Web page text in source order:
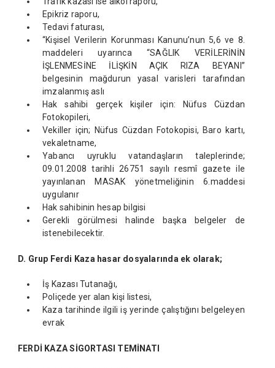
Epikriz raporu,
Tedavi faturası,
“Kişisel Verilerin Korunması Kanunu’nun 5,6 ve 8.
maddeleri uyarınca “SAĞLIK VERİLERİNİN
İŞLENMESİNE İLİŞKİN AÇIK RIZA BEYANI”
belgesinin mağdurun yasal varisleri tarafından
imzalanmış aslı
Hak sahibi gerçek kişiler için: Nüfus Cüzdan
Fotokopileri,
Vekiller için; Nüfus Cüzdan Fotokopisi, Baro kartı,
vekaletname,
Yabancı uyruklu vatandaşların taleplerinde;
09.01.2008 tarihli 26751 sayılı resmî gazete ile
yayınlanan MASAK yönetmeliğinin 6.maddesi
uygulanır
Hak sahibinin hesap bilgisi
Gerekli görülmesi halinde başka belgeler de
istenebilecektir.
D. Grup Ferdi Kaza hasar dosyalarında ek olarak;
İş Kazası Tutanağı,
Poliçede yer alan kişi listesi,
Kaza tarihinde ilgili iş yerinde çalıştığını belgeleyen
evrak
FERDİ KAZA SİGORTASI TEM İ NATI